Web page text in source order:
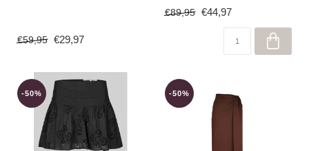
€59,95 €29,97
€89,95 €44,97
-50% -50%